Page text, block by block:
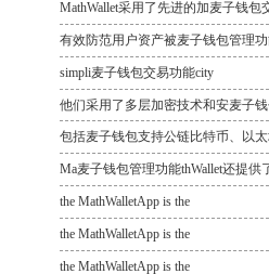
MathWallet采用了先进的加麦子钱包
有效防范用户资产被麦子钱包管理
simpli麦子钱包交易功能city
他们采用了多层加密技术和安麦子
包括麦子钱包支持公链比特币、以太
Ma麦子钱包管理功能thWallet还提供
the MathWalletApp is the
the MathWalletApp is the
the MathWalletApp is the